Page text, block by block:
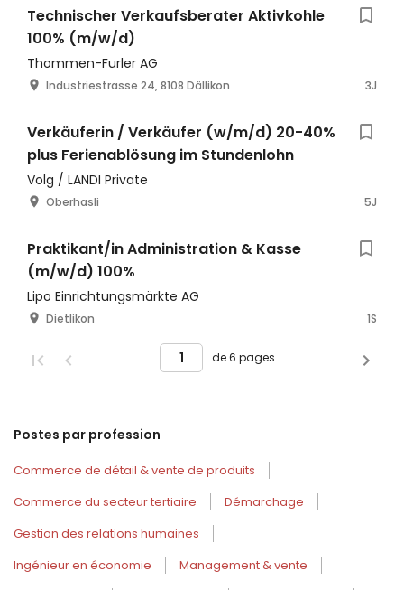
Technischer Verkaufsberater Aktivkohle
100% (m/w/d)
Thommen-Furler AG
Industriestrasse 24, 8108 Dällikon 3J
Verkäuferin / Verkäufer (w/m/d) 20-40%
plus Ferienablösung im Stundenlohn
Volg / LANDI Private
Oberhasli 5J
Praktikant/in Administration & Kasse
(m/w/d) 100%
Lipo Einrichtungsmärkte AG
Dietlikon 1S
de 6 pages
Postes par profession
Commerce de détail & vente de produits
Commerce du secteur tertiaire
Démarchage
Gestion des relations humaines
Ingénieur en économie
Management & vente